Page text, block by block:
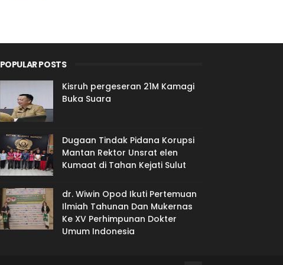
POPULAR POSTS
Kisruh pergeseran 21M Kamagi
Buka Suara
Dugaan Tindak Pidana Korupsi
Mantan Rektor Unsrat elen
Kumaat di Tahan Kejati Sulut
dr. Wiwin Opod Ikuti Pertemuan
Ilmiah Tahunan Dan Mukernas
Ke XV Perhimpunan Dokter
Umum Indonesia